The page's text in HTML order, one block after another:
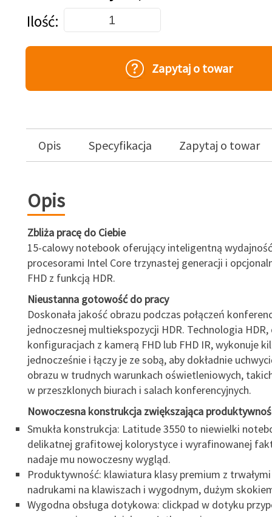
Dodaj do koszyka
Ilość
Zapytaj o towar
Opis Specyfikacja Zapytaj o towar
Opis
Zbliża pracę do Ciebie
15-calowy notebook oferujący inteligentną
procesorami Intel Core trzynastej generacji i
FHD z funkcją HDR.
Nieustanna gotowość do pracy
Doskonała jakość obrazu podczas połączeń
jednoczesnej multiekspozycji HDR. Technologia
konfiguracjach z kamerą FHD lub FHD IR, wykonuje
jednocześnie i łączy je ze sobą, aby dokładnie
obrazu w trudnych warunkach oświetleniowych,
w przeszklonych biurach i salach konferencyjnych.
Nowoczesna konstrukcja zwiększająca
Smukła konstrukcja: Latitude 3550 to niewielki
delikatnej grafitowej kolorystyce i wyrafinowanej
nadaje mu nowoczesny wygląd.
Produktywność: klawiatura klasy premium z
nadrukami na klawiszach i wygodnym, dużym
Wygodna obsługa dotykowa: clickpad w dotyku